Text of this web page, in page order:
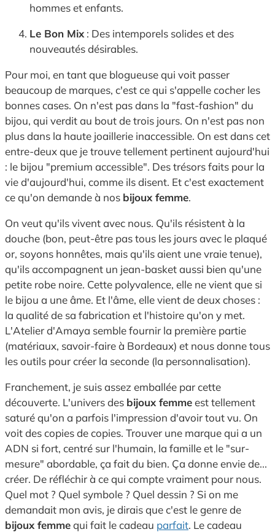
hommes et enfants.
Le Bon Mix : Des intemporels solides et des
nouveautés désirables.
Pour moi, en tant que blogueuse qui voit passer
beaucoup de marques, c'est ce qui s'appelle cocher les
bonnes cases. On n'est pas dans la "fast-fashion" du
bijou, qui verdit au bout de trois jours. On n'est pas non
plus dans la haute joaillerie inaccessible. On est dans cet
entre-deux que je trouve tellement pertinent aujourd'hui
: le bijou "premium accessible". Des trésors faits pour la
vie d'aujourd'hui, comme ils disent. Et c'est exactement
ce qu'on demande à nos bijoux femme.
On veut qu'ils vivent avec nous. Qu'ils résistent à la
douche (bon, peut-être pas tous les jours avec le plaqué
or, soyons honnêtes, mais qu'ils aient une vraie tenue),
qu'ils accompagnent un jean-basket aussi bien qu'une
petite robe noire. Cette polyvalence, elle ne vient que si
le bijou a une âme. Et l'âme, elle vient de deux choses :
la qualité de sa fabrication et l'histoire qu'on y met.
L'Atelier d'Amaya semble fournir la première partie
(matériaux, savoir-faire à Bordeaux) et nous donne tous
les outils pour créer la seconde (la personnalisation).
Franchement, je suis assez emballée par cette
découverte. L'univers des bijoux femmeest tellement
saturé qu'on a parfois l'impression d'avoir tout vu. On
voit des copies de copies. Trouver une marque qui a un
ADN si fort, centré sur l'humain, la famille et le "sur-
mesure" abordable, ça fait du bien. Ça donne envie de...
créer. De réfléchir à ce qui compte vraiment pour nous.
Quel mot ? Quel symbole ? Quel dessin ? Si on me
demandait mon avis, je dirais que c'est le genre de
bijoux femmequi fait le cadeau parfait. Le cadeau